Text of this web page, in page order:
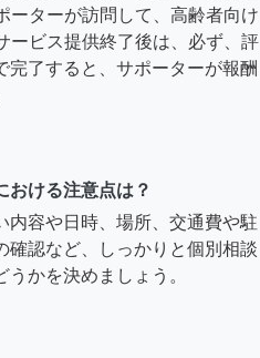
ーターが訪問して、高齢者向け
ービス提供終了後は、必ず、評
完了すると、サポーターが報酬
おける注意点は？
内容や日時、場所、交通費や駐
確認など、しっかりと個別相談
かを決めましょう。